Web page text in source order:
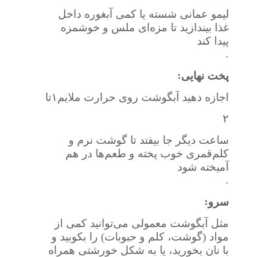
لیمو عمانی شسته یا کمی آبغوره داخل
غذا بیندازید تا مزه‌ای ملس و خوشمزه
پیدا کند
.
پخت نهایی:
اجازه دهید آبگوشت روی حرارت ملایم ۱تا
۲
ساعت دیگر جا بیفتد تا گوشت نرم و
کلم‌قمری خوب پخته و طعم‌ها در هم
آمیخته شود
.
سرو:
مثل آبگوشت معمولی می‌توانید کمی از
مواد (گوشت، کلم و حبوبات) را بکوبید و
با نان بخورید، یا به شکل خورشتی همراه